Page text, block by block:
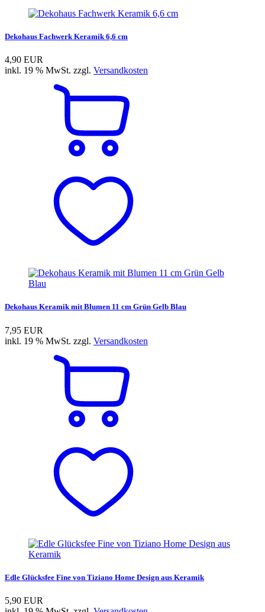
Dekohaus Fachwerk Keramik 6,6 cm
4,90 EUR
inkl. 19 % MwSt. zzgl. Versandkosten
Dekohaus Keramik mit Blumen 11 cm Grün Gelb Blau
7,95 EUR
inkl. 19 % MwSt. zzgl. Versandkosten
Edle Glücksfee Fine von Tiziano Home Design aus Keramik
5,90 EUR